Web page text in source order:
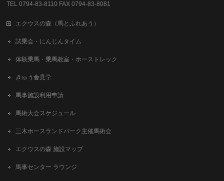
TEL 0794-83-8110 FAX 0794-83-8081
エクウスの森（馬とふれあう）
試乗会・にんじんタイム
体験乗馬・乗馬教室・ホーストレック
きゅう舎見学
馬事施設利用申請
馬術大会スケジュール
三木ホースランドパーク主催馬術会
エクウスの森 施設マップ
馬事センター ラウンジ